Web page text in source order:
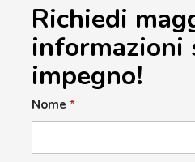
Richiedi
informazioni
impegno!
Nome *